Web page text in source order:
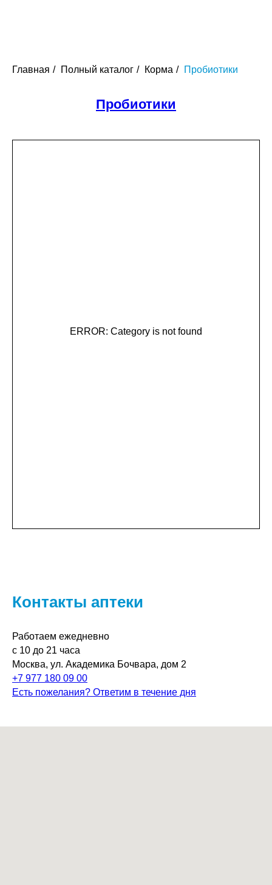
Главная / Полный каталог / Корма / Пробиотики
Пробиотики
ERROR: Category is not found
Контакты аптеки
Работаем ежедневно
с 10 до 21 часа
Москва, ул. Академика Бочвара, дом 2
+7 977 180 09 00
Есть пожелания? Ответим в течение дня